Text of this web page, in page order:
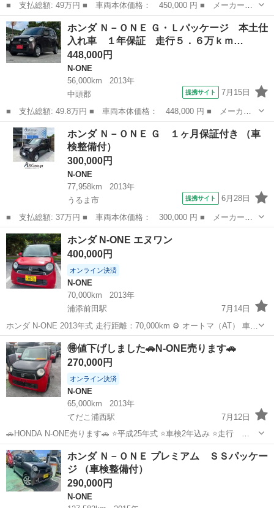
■ 支払総額: 49万円 ■ 車両本体価格： 450,000 円 ■ メーカー
名： ホンダ ■ 車種名： Ｎ－ＯＮＥ ■ グレード名： Ｇ Ｂｌ
ｕｅｔｏｏｔｈ内蔵純正ＳＤナビ スマートキー プッシュスター
ト バックカメラ ...
沖縄 中頭郡 N-ONE
ホンダ Ｎ－ＯＮＥ Ｇ・Ｌパッケージ 本土仕
入れ車 １年保証 走行５．６万ｋｍ…
448,000円
N-ONE
56,000km
2013年
中頭郡
提携サイト 7月15日
■ 支払総額: 49.8万円 ■ 車両本体価格： 448,000 円 ■ メーカー
名： ホンダ ■ 車種名： Ｎ－ＯＮＥ ■ グレード名： Ｇ・Ｌパ
ッケージ 本土仕入れ車 １年保証 走行５．６万ｋｍ 禁煙車 車
検令和１０年...
沖縄 中頭郡 N-ONE
ホンダ Ｎ－ＯＮＥ Ｇ １ヶ月保証付き （車
検整備付）
300,000円
N-ONE
77,958km
2013年
うるま市
提携サイト 6月28日
■ 支払総額: 37万円 ■ 車両本体価格： 300,000 円 ■ メーカー
名： ホンダ ■ 車種名： Ｎ－ＯＮＥ ■ グレード名： Ｇ １ヶ
月保証付き ■ 排気量： 660cc ■ ドア枚数： 5D ■ ミッション：
...
沖縄 うるま市 N-ONE
ホンダ N-ONE エヌワン
400,000円
オンライン決済
N-ONE
70,000km
2013年
浦添前田駅
7月14日
ホンダ N-ONE 2013年式 走行距離：70,000km ⚙️ オートマ（AT） 車
検 2028年2月まで 🎨 カラー：レッド 🚘 軽自動車（4人乗り） 低走行
でコンディション良好！すぐに乗れます。 ✅ エアコン...
沖縄 浦添市 浦添前田駅 N-ONE エヌワン
🉐値下げしました🚗N-ONE売ります🚗
270,000円
オンライン決済
N-ONE
65,000km
2013年
てだこ浦西駅
7月12日
🚗HONDA N-ONE売ります🚗 ⭐️平成25年式 ⭐️車検2年込み ⭐️走行
65000km ⭐️ターボ車 ⭐️クーラー効きます！ ⭐️ストレスのないスムーズ
な乗り心地です！ ⭐️車検なしで購入希望の方は車検代を引い...
沖縄 宜野湾市 てだこ浦西駅 N-ONE
ホンダ Ｎ－ＯＮＥ プレミアム ＳＳパッケー
ジ （車検整備付）
290,000円
N-ONE